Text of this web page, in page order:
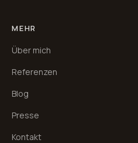
MEHR
Über mich
Referenzen
Blog
Presse
Kontakt